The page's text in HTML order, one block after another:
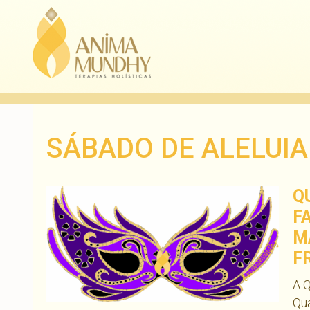
SÁBADO DE ALELUIA
A